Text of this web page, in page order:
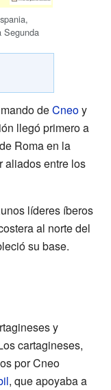
Segunda
deCneoy
llegó primero a
Roma en la
aliados entre los
líderes íberos
al norte del
su base.
y
cartagineses,
por Cneo
, que apoyaba a